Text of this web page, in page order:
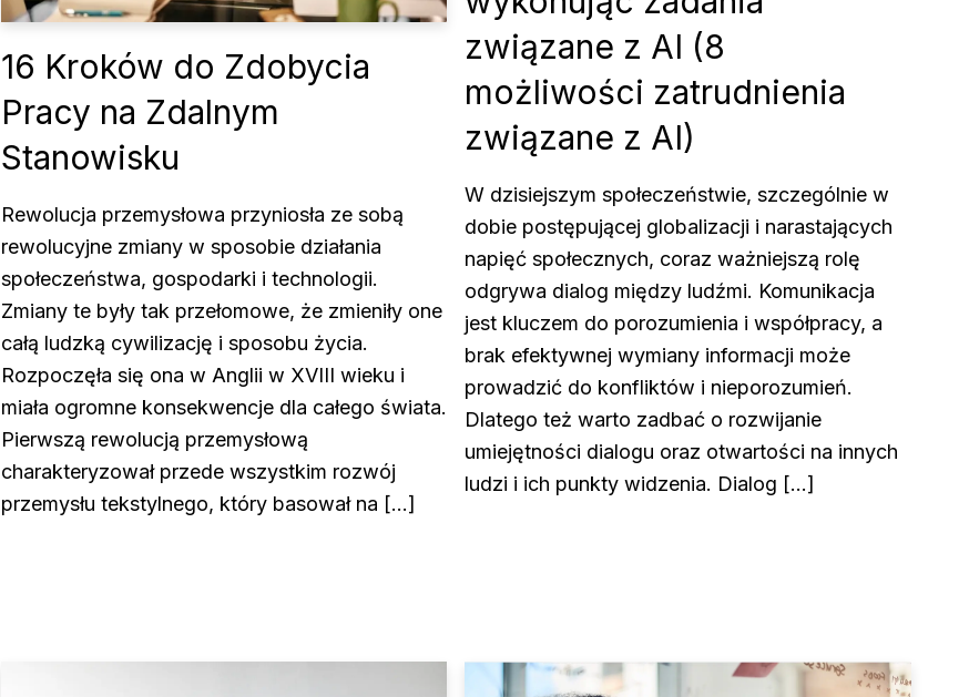
16 Kroków do Zdobycia
Pracy na Zdalnym
Stanowisku
Rewolucja przemysłowa przyniosła ze sobą
rewolucyjne zmiany w sposobie działania
społeczeństwa, gospodarki i technologii.
Zmiany te były tak przełomowe, że zmieniły one
całą ludzką cywilizację i sposobu życia.
Rozpoczęła się ona w Anglii w XVIII wieku i
miała ogromne konsekwencje dla całego świata.
Pierwszą rewolucją przemysłową
charakteryzował przede wszystkim rozwój
przemysłu tekstylnego, który basował na […]
związane z AI (8
możliwości zatrudnienia
związane z AI)
W dzisiejszym społeczeństwie, szczególnie w
dobie postępującej globalizacji i narastających
napięć społecznych, coraz ważniejszą rolę
odgrywa dialog między ludźmi. Komunikacja
jest kluczem do porozumienia i współpracy, a
brak efektywnej wymiany informacji może
prowadzić do konfliktów i nieporozumień.
Dlatego też warto zadbać o rozwijanie
umiejętności dialogu oraz otwartości na innych
ludzi i ich punkty widzenia. Dialog […]